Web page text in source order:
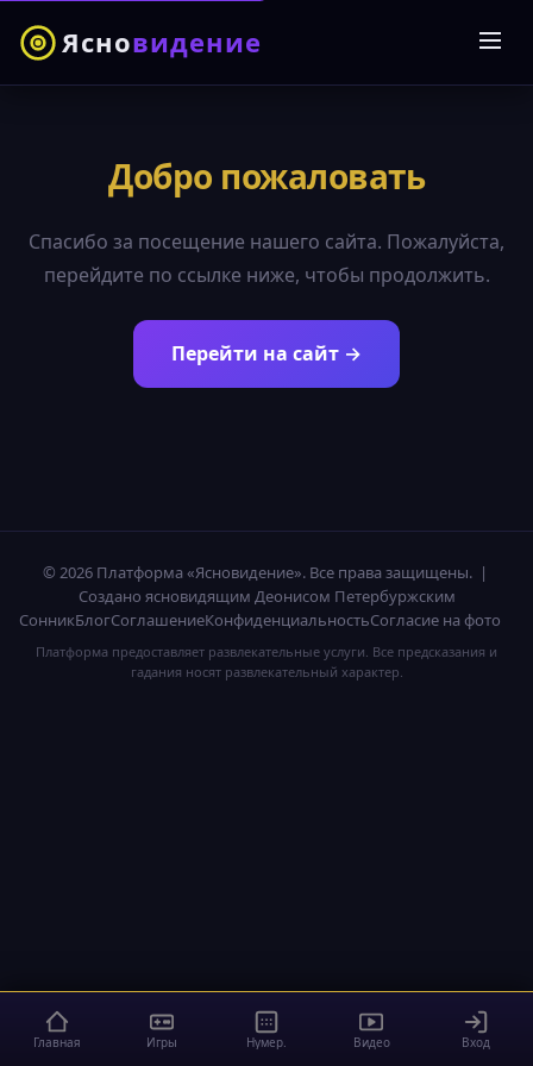
Ясновидение
Добро пожаловать
Спасибо за посещение нашего сайта. Пожалуйста,
перейдите по ссылке ниже, чтобы продолжить.
Перейти на сайт →
© 2026 Платформа «Ясновидение». Все права защищены. |
Создано ясновидящим Деонисом Петербуржским
СонникБлогСоглашениеКонфиденциальностьСогласие на фото
Платформа предоставляет развлекательные услуги. Все предсказания и
гадания носят развлекательный характер.
Главная Игры Нумер. Видео Вход